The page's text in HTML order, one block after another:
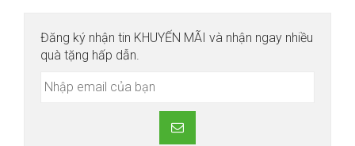
Đăng ký nhận tin KHUYẾN MÃI và nhận ngay nhiều
quà tặng hấp dẫn.